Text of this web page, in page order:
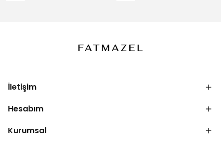
İletişim
Hesabım
Kurumsal